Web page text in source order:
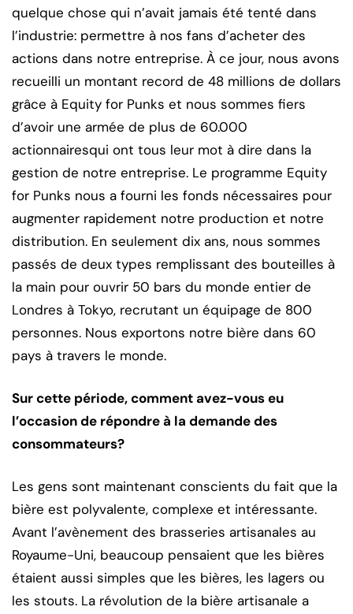
quelque chose qui n’avait jamais été tenté dans
l’industrie: permettre à nos fans d’acheter des
actions dans notre entreprise. À ce jour, nous avons
recueilli un montant record de 48 millions de dollars
grâce à Equity for Punks et nous sommes fiers
d’avoir une armée de plus de 60.000
actionnairesqui ont tous leur mot à dire dans la
gestion de notre entreprise. Le programme Equity
for Punks nous a fourni les fonds nécessaires pour
augmenter rapidement notre production et notre
distribution. En seulement dix ans, nous sommes
passés de deux types remplissant des bouteilles à
la main pour ouvrir 50 bars du monde entier de
Londres à Tokyo, recrutant un équipage de 800
personnes. Nous exportons notre bière dans 60
pays à travers le monde.
Sur cette période, comment avez-vous eu
l’occasion de répondre à la demande des
consommateurs?
Les gens sont maintenant conscients du fait que la
bière est polyvalente, complexe et intéressante.
Avant l’avènement des brasseries artisanales au
Royaume-Uni, beaucoup pensaient que les bières
étaient aussi simples que les bières, les lagers ou
les stouts. La révolution de la bière artisanale a